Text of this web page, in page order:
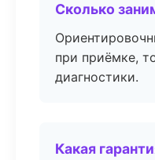
Сколько
при приёмке,
диагностики.
Какая